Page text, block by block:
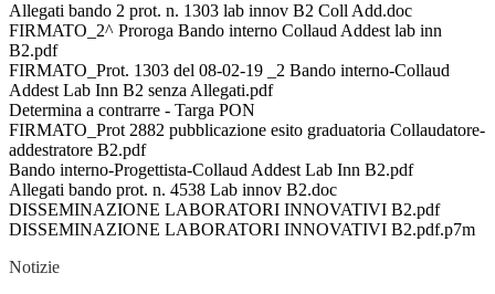
Allegati bando 2 prot. n. 1303 lab innov B2 Coll Add.doc
FIRMATO_2^ Proroga Bando interno Collaud Addest lab inn
B2.pdf
FIRMATO_Prot. 1303 del 08-02-19 _2 Bando interno-Collaud
Addest Lab Inn B2 senza Allegati.pdf
Determina a contrarre - Targa PON
FIRMATO_Prot 2882 pubblicazione esito graduatoria Collaudatore-
addestratore B2.pdf
Bando interno-Progettista-Collaud Addest Lab Inn B2.pdf
Allegati bando prot. n. 4538 Lab innov B2.doc
DISSEMINAZIONE LABORATORI INNOVATIVI B2.pdf
DISSEMINAZIONE LABORATORI INNOVATIVI B2.pdf.p7m
Notizie